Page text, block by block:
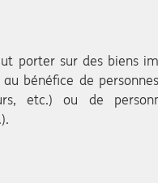
porter sur des biens
bénéfice de
etc.) ou de